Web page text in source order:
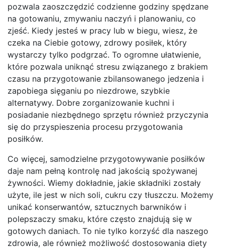
pozwala zaoszczędzić codzienne godziny spędzane
na gotowaniu, zmywaniu naczyń i planowaniu, co
zjeść. Kiedy jesteś w pracy lub w biegu, wiesz, że
czeka na Ciebie gotowy, zdrowy posiłek, który
wystarczy tylko podgrzać. To ogromne ułatwienie,
które pozwala uniknąć stresu związanego z brakiem
czasu na przygotowanie zbilansowanego jedzenia i
zapobiega sięganiu po niezdrowe, szybkie
alternatywy. Dobre zorganizowanie kuchni i
posiadanie niezbędnego sprzętu również przyczynia
się do przyspieszenia procesu przygotowania
posiłków.
Co więcej, samodzielne przygotowywanie posiłków
daje nam pełną kontrolę nad jakością spożywanej
żywności. Wiemy dokładnie, jakie składniki zostały
użyte, ile jest w nich soli, cukru czy tłuszczu. Możemy
unikać konserwantów, sztucznych barwników i
polepszaczy smaku, które często znajdują się w
gotowych daniach. To nie tylko korzyść dla naszego
zdrowia, ale również możliwość dostosowania diety